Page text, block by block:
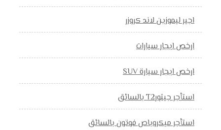
اجير ليموزين لاند كروزر
ارخص ايجار سيارات
ارخص ايجار سيارة SUV
استأجر جيتورT2 بالسائق
استأجر ميكروباص فوتون بالسائق